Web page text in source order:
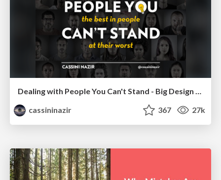
Dealing with People You Can't Stand - Big Design 2015
cassininazir
367 27k